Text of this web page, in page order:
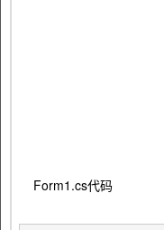
Form1.cs代码